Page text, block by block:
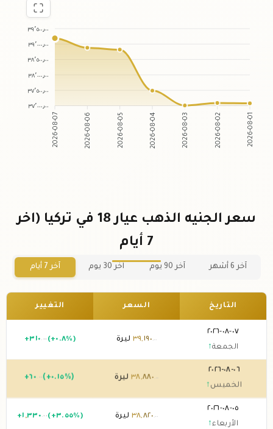
٣٩٬٥٠٠٫٠٠
٣٩٬٠٠٠٫٠٠
٣٨٬٥٠٠٫٠٠
٣٨٬٠٠٠٫٠٠
٣٧٬٥٠٠٫٠٠
٣٧٬٠٠٠٫٠٠
2026-08-07 2026-08-06 2026-08-05 2026-08-04 2026-08-03 2026-08-02 2026-08-01
سعر الجنيه الذهب عيار 18 في تركيا (اخر
7 أيام
آخر 6 أشهر آخر 90 يوم آخر 30 يوم آخر 7 أيام
التاريخ السعر التغيير
٠٧-٠٨-٢٠٢٦
الجمعة↑
٣٩,١٩٠ .٠٠ ليرة +٣١٠ .٠٠ (+٠.٨%)
٠٦-٠٨-٢٠٢٦
الخميس ↑
٣٨,٨٨٠ ليرة +٦٠ .٠٠ (+٠.١٥%)
٠٥-٠٨-٢٠٢٦
الأربعاء↑
٣٨,٨٢٠ .٠٠ ليرة +١ ,٣٣٠ .٠٠ (+٣.٥٥%)